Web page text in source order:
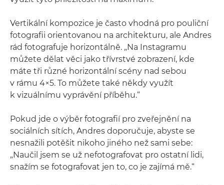
Vertikální kompozice je často vhodná pro pouliční
fotografii orientovanou na architekturu, ale Andres
rád fotografuje horizontálně. „Na Instagramu
můžete dělat věci jako třívrstvé zobrazení, kde
máte tři různé horizontální scény nad sebou
v rámu 4×5. To můžete také někdy využít
k vizuálnímu vyprávění příběhu.“
Pokud jde o výběr fotografií pro zveřejnění na
sociálních sítích, Andres doporučuje, abyste se
nesnažili potěšit nikoho jiného než sami sebe:
„Naučil jsem se už nefotografovat pro ostatní lidi,
snažím se fotografovat jen to, co je zajímá mě.“